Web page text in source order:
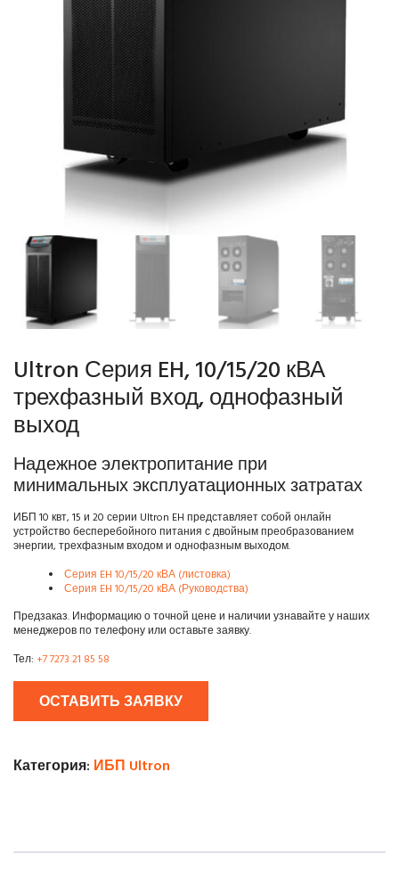
Ultron Серия EH, 10/15/20 кВА
трехфазный вход, однофазный
выход
Надежное электропитание при
минимальных эксплуатационных затратах
ИБП 10 квт, 15 и 20 серии Ultron EH представляет собой онлайн
устройство бесперебойного питания с двойным преобразованием
энергии, трехфазным входом и однофазным выходом.
Серия EH 10/15/20 кВА (листовка)
Серия EH 10/15/20 кВА (Руководства)
Предзаказ. Информацию о точной цене и наличии узнавайте у наших
менеджеров по телефону или оставьте заявку.
Тел: +7 7273 21 85 58
ОСТАВИТЬ ЗАЯВКУ
Категория: ИБП Ultron